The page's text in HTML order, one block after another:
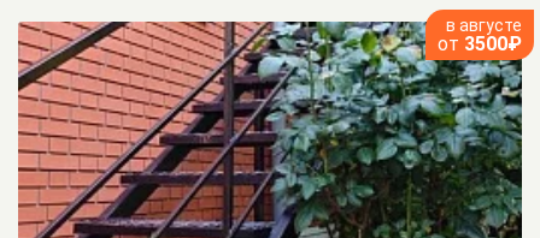
в августе
от 3500₽